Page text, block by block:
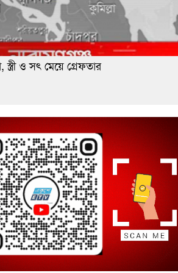
স্ত্রী ও সৎ মেয়ে গ্রেফতার